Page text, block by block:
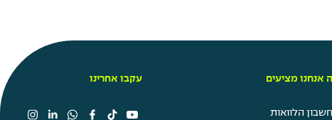
אנחנו מציעים
הלוואות
עקבו אחרינו